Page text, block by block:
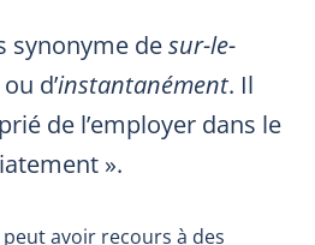
synonyme desur-le-
ou d’instantanément. Il
de l’employer dans le
».
avoir recours à des